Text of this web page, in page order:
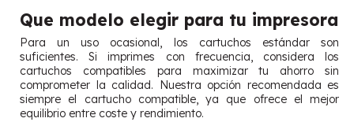
Que modelo elegir para tu impresora
Para un uso ocasional, los cartuchos estándar son
suficientes. Si imprimes con frecuencia, considera los
cartuchos compatibles para maximizar tu ahorro sin
comprometer la calidad. Nuestra opción recomendada es
siempre el cartucho compatible, ya que ofrece el mejor
equilibrio entre coste y rendimiento.